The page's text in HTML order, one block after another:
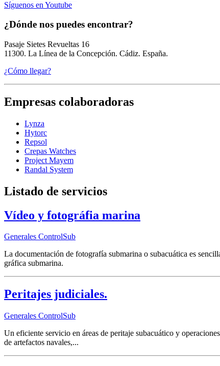
Síguenos en Youtube
¿Dónde nos puedes encontrar?
Pasaje Sietes Revueltas 16
11300. La Línea de la Concepción. Cádiz. España.
¿Cómo llegar?
Empresas colaboradoras
Lynza
Hytorc
Repsol
Crepas Watches
Project Mayem
Randal System
Listado de servicios
Vídeo y fotográfia marina
Generales ControlSub
La documentación de fotografía submarina o subacuática es
gráfica submarina.
Peritajes judiciales.
Generales ControlSub
Un eficiente servicio en áreas de peritaje subacuático y
de artefactos navales,...